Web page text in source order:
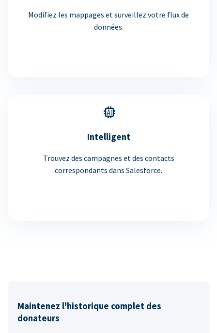
Modifiez les mappages et surveillez votre flux de
données.
Intelligent
Trouvez des campagnes et des contacts
correspondants dans Salesforce.
Maintenez l'historique complet des
donateurs